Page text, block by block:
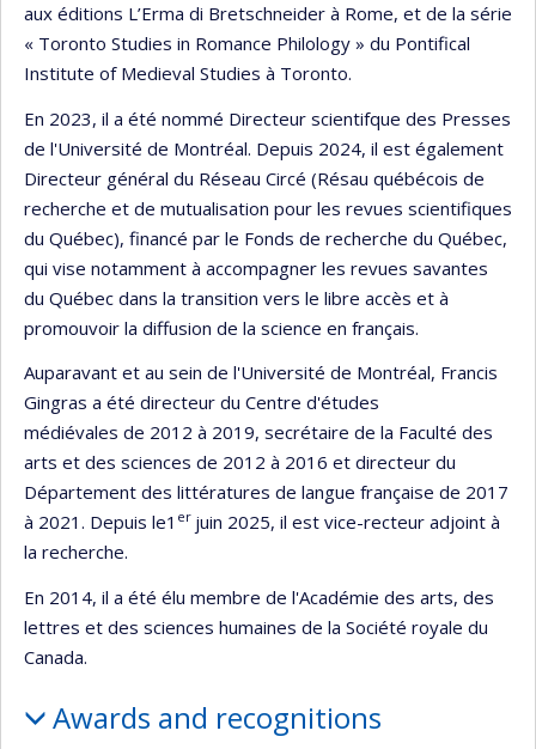
aux éditions L’Erma di Bretschneider à Rome, et de la série
« Toronto Studies in Romance Philology » du Pontifical
Institute of Medieval Studies à Toronto.
En 2023, il a été nommé Directeur scientifque des Presses
de l'Université de Montréal. Depuis 2024, il est également
Directeur général du Réseau Circé (Résau québécois de
recherche et de mutualisation pour les revues scientifiques
du Québec), financé par le Fonds de recherche du Québec,
qui vise notamment à accompagner les revues savantes
du Québec dans la transition vers le libre accès et à
promouvoir la diffusion de la science en français.
Auparavant et au sein de l'Université de Montréal, Francis
Gingras a été directeur du Centre d'études
médiévales de 2012 à 2019, secrétaire de la Faculté des
arts et des sciences de 2012 à 2016 et directeur du
Département des littératures de langue française de 2017
à 2021. Depuis le1 er juin 2025, il est vice-recteur adjoint à
la recherche.
En 2014, il a été élu membre de l'Académie des arts, des
lettres et des sciences humaines de la Société royale du
Canada.
Awards and recognitions